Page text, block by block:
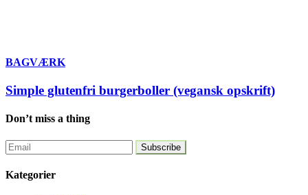
BAGVÆRK
Simple glutenfri burgerboller (vegansk opskrift)
Don’t miss a thing
Kategorier